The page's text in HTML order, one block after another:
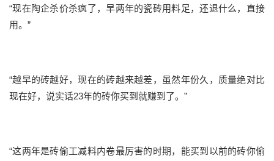
“现在陶企杀价杀疯了，早两年的瓷砖用料足，还退什么，直接
用。”
“越早的砖越好，现在的砖越来越差，虽然年份久，质量绝对比
现在好，说实话23年的砖你买到就赚到了。”
“这两年是砖偷工减料内卷最厉害的时期，能买到以前的砖你偷